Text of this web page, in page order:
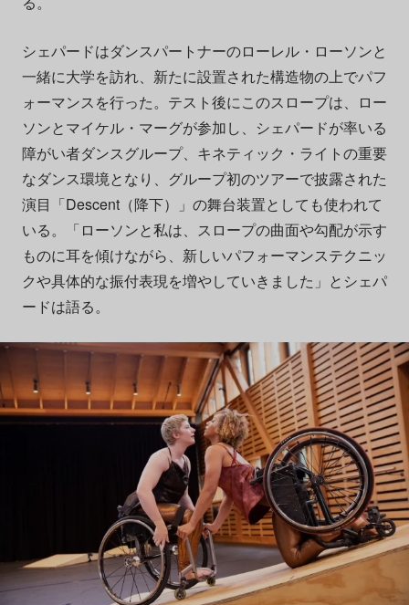
シェパードはダンスパートナーのローレル・ローソンと
一緒に大学を訪れ、新たに設置された構造物の上でパフ
ォーマンスを行った。テスト後にこのスロープは、ロー
ソンとマイケル・マーグが参加し、シェパードが率いる
障がい者ダンスグループ、キネティック・ライトの重要
なダンス環境となり、グループ初のツアーで披露された
演目「Descent（降下）」の舞台装置としても使われて
いる。「ローソンと私は、スロープの曲面や勾配が示す
ものに耳を傾けながら、新しいパフォーマンステクニッ
クや具体的な振付表現を増やしていきました」とシェパ
ードは語る。